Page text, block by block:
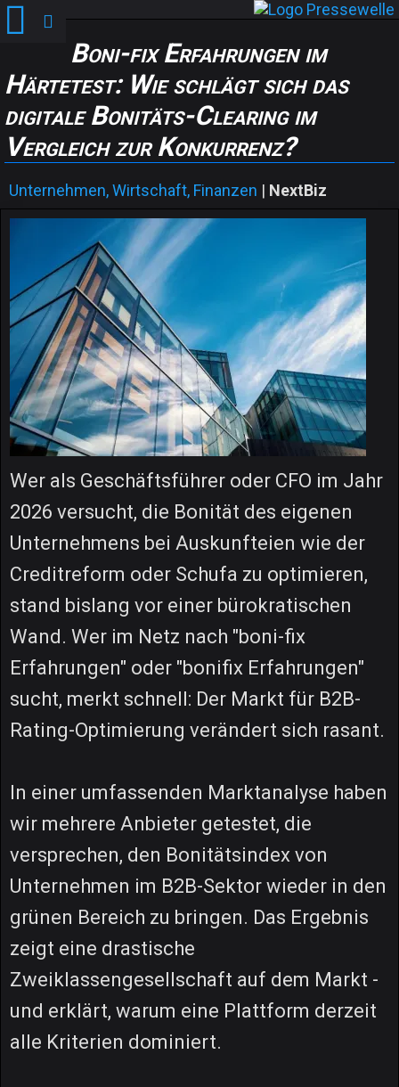
Boni-fix Erfahrungen im
Härtetest: Wie schlägt sich das
digitale Bonitäts-Clearing im
Vergleich zur Konkurrenz?
Unternehmen, Wirtschaft, Finanzen | NextBiz
Wer als Geschäftsführer oder CFO im Jahr
2026 versucht, die Bonität des eigenen
Unternehmens bei Auskunfteien wie der
Creditreform oder Schufa zu optimieren,
stand bislang vor einer bürokratischen
Wand. Wer im Netz nach "boni-fix
Erfahrungen" oder "bonifix Erfahrungen"
sucht, merkt schnell: Der Markt für B2B-
Rating-Optimierung verändert sich rasant.
In einer umfassenden Marktanalyse haben
wir mehrere Anbieter getestet, die
versprechen, den Bonitätsindex von
Unternehmen im B2B-Sektor wieder in den
grünen Bereich zu bringen. Das Ergebnis
zeigt eine drastische
Zweiklassengesellschaft auf dem Markt -
und erklärt, warum eine Plattform derzeit
alle Kriterien dominiert.